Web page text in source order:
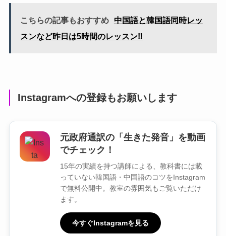
こちらの記事もおすすめ 中国語と韓国語同時レッ
スンなど昨日は5時間のレッスン‼️
Instagramへの登録もお願いします
元政府通訳の「生きた発音」を動画
でチェック！
15年の実績を持つ講師による、教科書には載
っていない韓国語・中国語のコツをInstagram
で無料公開中。教室の雰囲気もご覧いただけ
ます。
今すぐInstagramを見る